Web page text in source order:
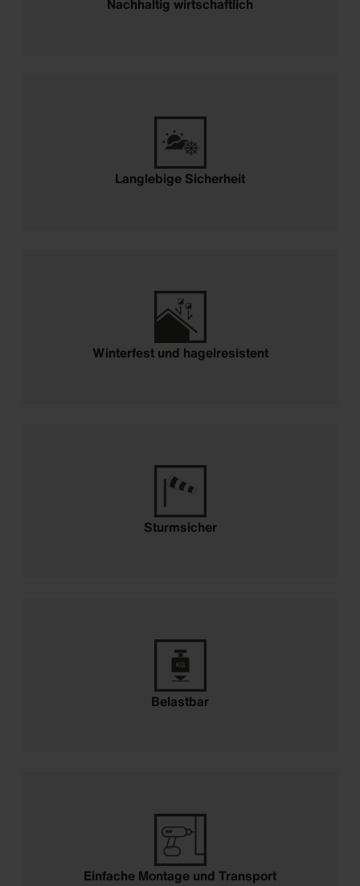
Langlebige Sicherheit
Winterfest und hagelresistent
Sturmsicher
Belastbar
Einfache Montage und Transport